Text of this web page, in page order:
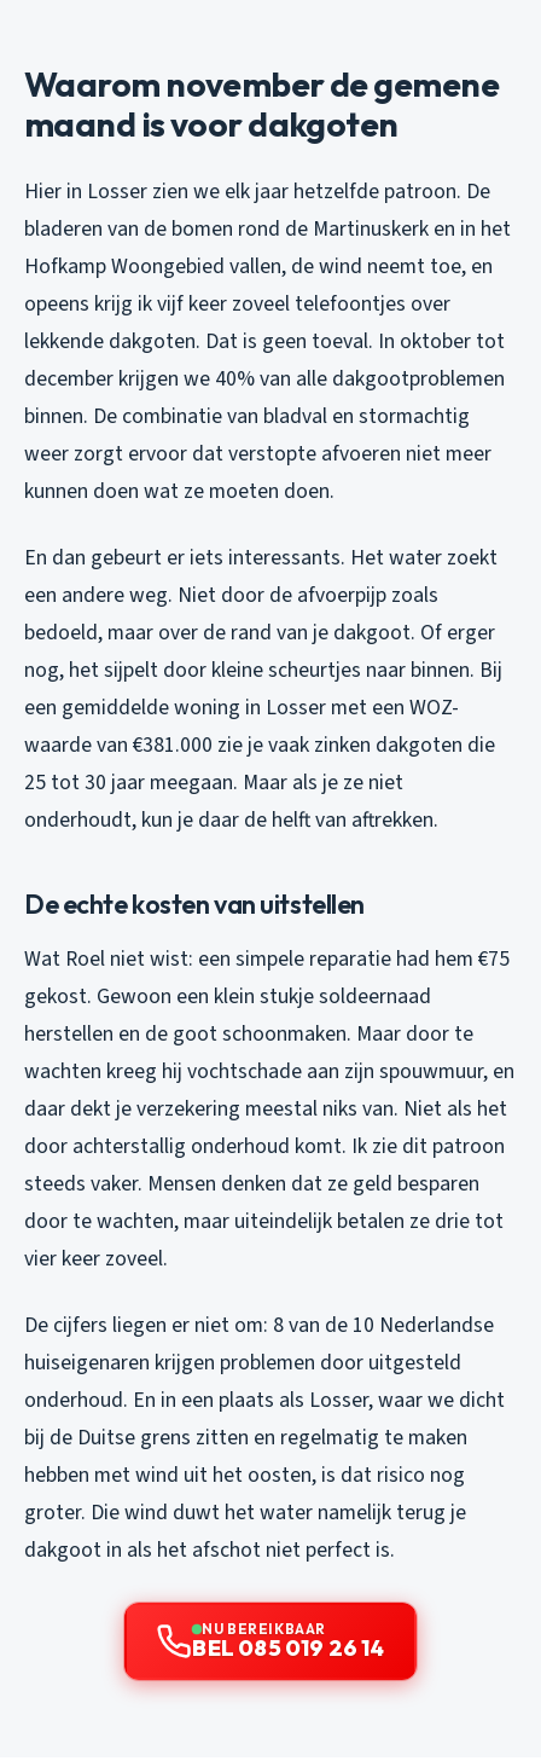
Waarom november de gemene
maand is voor dakgoten
Hier in Losser zien we elk jaar hetzelfde patroon. De
bladeren van de bomen rond de Martinuskerk en in het
Hofkamp Woongebied vallen, de wind neemt toe, en
opeens krijg ik vijf keer zoveel telefoontjes over
lekkende dakgoten. Dat is geen toeval. In oktober tot
december krijgen we 40% van alle dakgootproblemen
binnen. De combinatie van bladval en stormachtig
weer zorgt ervoor dat verstopte afvoeren niet meer
kunnen doen wat ze moeten doen.
En dan gebeurt er iets interessants. Het water zoekt
een andere weg. Niet door de afvoerpijp zoals
bedoeld, maar over de rand van je dakgoot. Of erger
nog, het sijpelt door kleine scheurtjes naar binnen. Bij
een gemiddelde woning in Losser met een WOZ-
waarde van €381.000 zie je vaak zinken dakgoten die
25 tot 30 jaar meegaan. Maar als je ze niet
onderhoudt, kun je daar de helft van aftrekken.
De echte kosten van uitstellen
Wat Roel niet wist: een simpele reparatie had hem €75
gekost. Gewoon een klein stukje soldeernaad
herstellen en de goot schoonmaken. Maar door te
wachten kreeg hij vochtschade aan zijn spouwmuur, en
daar dekt je verzekering meestal niks van. Niet als het
door achterstallig onderhoud komt. Ik zie dit patroon
steeds vaker. Mensen denken dat ze geld besparen
door te wachten, maar uiteindelijk betalen ze drie tot
vier keer zoveel.
De cijfers liegen er niet om: 8 van de 10 Nederlandse
huiseigenaren krijgen problemen door uitgesteld
onderhoud. En in een plaats als Losser, waar we dicht
bij de Duitse grens zitten en regelmatig te maken
hebben met wind uit het oosten, is dat risico nog
groter. Die wind duwt het water namelijk terug je
dakgoot in als het afschot niet perfect is.
NU BEREIKBAAR
BEL 085 019 26 14